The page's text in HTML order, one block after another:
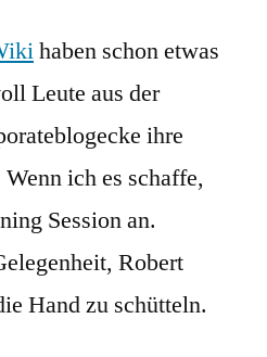
haben schon etwas
Leute aus der
ihre
ich es schaffe,
Session an.
Robert
Hand zu schütteln.